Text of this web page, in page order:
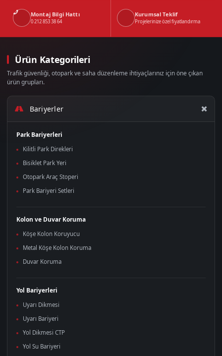
Montaj Bilgi Hattı
0 212 853 38 64
Kurumsal Teklif
Projelerinize özel fiyatlandırma
Ürün Kategorileri
Trafik güvenliği, otopark ve saha düzenleme ihtiyaçlarınız için öne çıkan
ürün grupları.
Bariyerler
Park Bariyerleri
Kilitli Park Direkleri
Bisiklet Park Yeri
Otopark Araç Stoperi
Park Bariyeri Setleri
Kolon ve Duvar Koruma
Köşe Kolon Koruyucu
Metal Köşe Kolon Koruma
Duvar Koruma
Yol Bariyerleri
Uyarı Dikmesi
Uyarı Bariyeri
Yol Dikmesi CTP
Yol Su Bariyeri